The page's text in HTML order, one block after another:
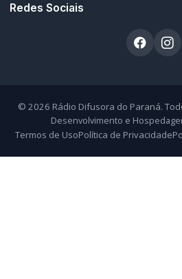
Redes Sociais
© 2026 Rádio Difusora do Paraná.
Desenvolvimento e
Termos de UsoPolítica de Privacidade